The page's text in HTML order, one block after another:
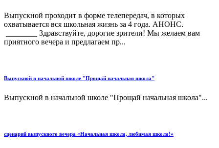
Выпускной проходит в форме телепередач, в которых
охватывается вся школьная жизнь за 4 года. АНОНС.
________ Здравствуйте, дорогие зрители! Мы желаем вам
приятного вечера и предлагаем пр...
Выпускной в начальной школе "Прощай начальная школа"
Выпускной в начальной школе "Прощай начальная школа"...
сценарий выпускного вечера «Начальная школа, любимая школа!»